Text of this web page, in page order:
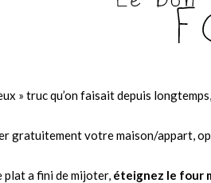
» truc qu’on faisait depuis
gratuitement votre maison/appart,
plat a fini de mijoter, éteignez le four